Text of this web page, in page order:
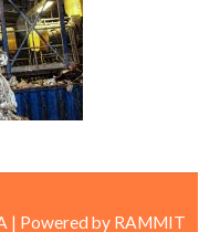
| Powered by RAMMIT